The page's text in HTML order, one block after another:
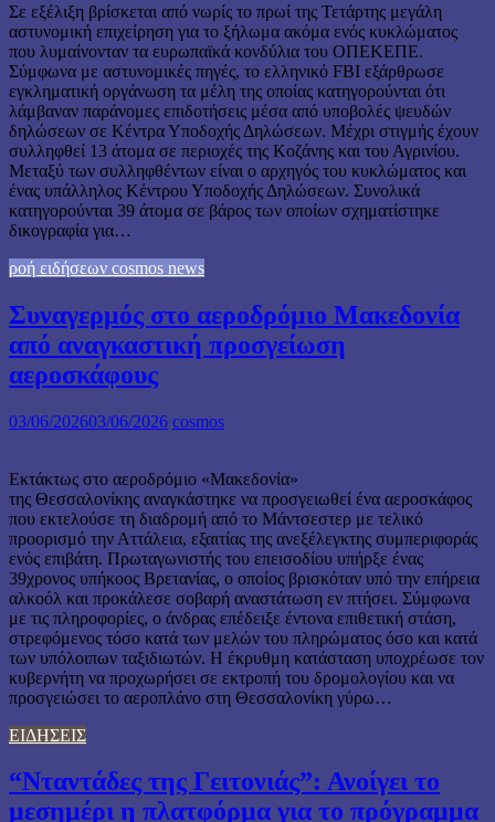
Σε εξέλιξη βρίσκεται από νωρίς το πρωί της Τετάρτης μεγάλη
αστυνομική επιχείρηση για το ξήλωμα ακόμα ενός κυκλώματος
που λυμαίνονταν τα ευρωπαϊκά κονδύλια του ΟΠΕΚΕΠΕ.
Σύμφωνα με αστυνομικές πηγές, το ελληνικό FBI εξάρθρωσε
εγκληματική οργάνωση τα μέλη της οποίας κατηγορούνται ότι
λάμβαναν παράνομες επιδοτήσεις μέσα από υποβολές ψευδών
δηλώσεων σε Κέντρα Υποδοχής Δηλώσεων. Μέχρι στιγμής έχουν
συλληφθεί 13 άτομα σε περιοχές της Κοζάνης και του Αγρινίου.
Μεταξύ των συλληφθέντων είναι ο αρχηγός του κυκλώματος και
ένας υπάλληλος Κέντρου Υποδοχής Δηλώσεων. Συνολικά
κατηγορούνται 39 άτομα σε βάρος των οποίων σχηματίστηκε
δικογραφία για…
ροή ειδήσεων cosmos news
Συναγερμός στο αεροδρόμιο Μακεδονία
από αναγκαστική προσγείωση
αεροσκάφους
03/06/202603/06/2026 cosmos
Εκτάκτως στο αεροδρόμιο «Μακεδονία»
της Θεσσαλονίκης αναγκάστηκε να προσγειωθεί ένα αεροσκάφος
που εκτελούσε τη διαδρομή από το Μάντσεστερ με τελικό
προορισμό την Αττάλεια, εξαιτίας της ανεξέλεγκτης συμπεριφοράς
ενός επιβάτη. Πρωταγωνιστής του επεισοδίου υπήρξε ένας
39χρονος υπήκοος Βρετανίας, ο οποίος βρισκόταν υπό την επήρεια
αλκοόλ και προκάλεσε σοβαρή αναστάτωση εν πτήσει. Σύμφωνα
με τις πληροφορίες, ο άνδρας επέδειξε έντονα επιθετική στάση,
στρεφόμενος τόσο κατά των μελών του πληρώματος όσο και κατά
των υπόλοιπων ταξιδιωτών. Η έκρυθμη κατάσταση υποχρέωσε τον
κυβερνήτη να προχωρήσει σε εκτροπή του δρομολογίου και να
προσγειώσει το αεροπλάνο στη Θεσσαλονίκη γύρω…
ΕΙΔΗΣΕΙΣ
“Νταντάδες της Γειτονιάς”: Ανοίγει το
μεσημέρι η πλατφόρμα για το πρόγραμμα